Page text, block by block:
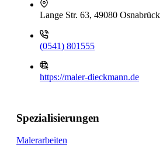
Lange Str. 63, 49080 Osnabrück
(0541) 801555
https://maler-dieckmann.de
Spezialisierungen
Malerarbeiten